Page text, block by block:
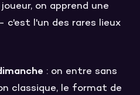
on apprend une
c'est l'un des rares lieux
: on entre sans
classique, le format de